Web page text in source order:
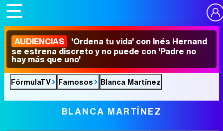
AUDIENCIAS 'Ordena tu vida' con Inés Hernand
se estrena discreto y no puede con 'Padre no
hay más que uno'
FórmulaTV Famosos Blanca Martínez
BLANCA MARTÍNEZ